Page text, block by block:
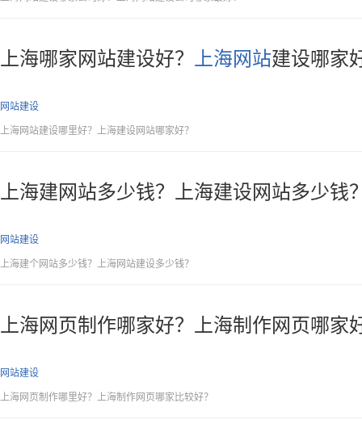
上海哪家网站建设好？ 上海网站建设哪家
网站建设
上海网站建设哪里好？上海建设网站哪家好？
上海建网站多少钱？上海建设网站多少钱
网站建设
上海建个网站多少钱？上海网站建设多少钱？
上海网页制作哪家好？上海制作网页哪家
网站建设
上海网页制作哪里好？上海制作网页哪家比较好？